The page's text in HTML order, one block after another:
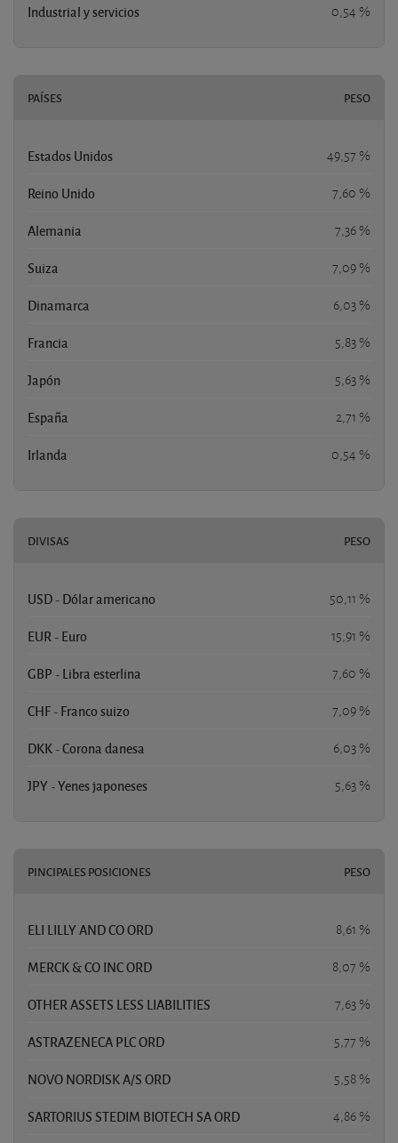
Industrial y servicios 0,54 %
PAÍSES PESO
Estados Unidos 49,57 %
Reino Unido 7,60 %
Alemania 7,36 %
Suiza 7,09 %
Dinamarca 6,03 %
Francia 5,83 %
Japón 5,63 %
España 2,71 %
Irlanda 0,54 %
DIVISAS PESO
USD - Dólar americano 50,11 %
EUR - Euro 15,91 %
GBP - Libra esterlina 7,60 %
CHF - Franco suizo 7,09 %
DKK - Corona danesa 6,03 %
JPY - Yenes japoneses 5,63 %
PINCIPALES POSICIONES PESO
ELI LILLY AND CO ORD 8,61 %
MERCK & CO INC ORD 8,07 %
OTHER ASSETS LESS LIABILITIES 7,63 %
ASTRAZENECA PLC ORD 5,77 %
NOVO NORDISK A/S ORD 5,58 %
SARTORIUS STEDIM BIOTECH SA ORD 4,86 %